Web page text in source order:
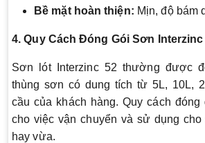
Bề mặt hoàn thiện: Mịn, độ bám
4. Quy Cách Đóng Gói Sơn Interzinc
Sơn lót Interzinc 52 thường được
thùng sơn có dung tích từ 5L, 10L,
cầu của khách hàng. Quy cách
cho việc vận chuyển và sử dụng
hay vừa.